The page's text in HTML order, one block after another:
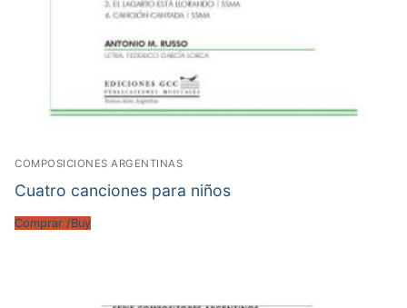
COMPOSICIONES ARGENTINAS
Cuatro canciones para niños
Comprar /Buy